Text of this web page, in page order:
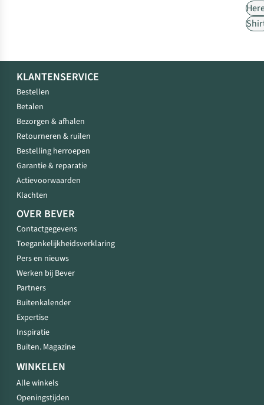
KLANTENSERVICE
Bestellen
Betalen
Bezorgen & afhalen
Retourneren & ruilen
Bestelling herroepen
Garantie & reparatie
Actievoorwaarden
Klachten
OVER BEVER
Contactgegevens
Toegankelijkheidsverklaring
Pers en nieuws
Werken bij Bever
Partners
Buitenkalender
Expertise
Inspiratie
Buiten. Magazine
WINKELEN
Alle winkels
Openingstijden